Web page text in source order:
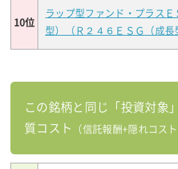
10位
ラップ型ファンド・プラスＥ
型）（Ｒ２４６ＥＳＧ（成長
この銘柄と同じ「投資対象
質コスト
（信託報酬+隠れコスト